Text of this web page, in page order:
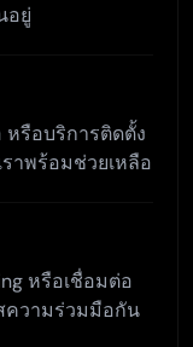
อยู่
รือบริการติดตั้ง
าพร้อมช่วยเหลือ
หรือเชื่อมต่อ
ความร่วมมือกัน